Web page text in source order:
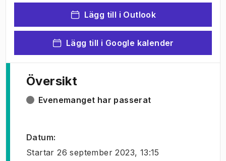
Lägg till i Outlook
Lägg till i Google kalender
Översikt
Evenemanget har passerat
Datum:
Startar 26 september 2023, 13:15